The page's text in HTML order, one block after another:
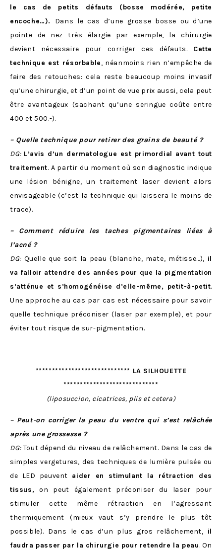
le cas de petits défauts (bosse modérée, petite
encoche…). Dans le cas d’une grosse bosse ou d’une
pointe de nez très élargie par exemple, la chirurgie
devient nécessaire pour corriger ces défauts. Cette
technique est résorbable, néanmoins rien n’empêche de
faire des retouches: cela reste beaucoup moins invasif
qu’une chirurgie, et d’un point de vue prix aussi, cela peut
être avantageux (sachant qu’une seringue coûte entre
400 et 500.-).
– Quelle technique pour retirer des grains de beauté ?
DG: L’avis d’un dermatologue est primordial avant tout
traitement. A partir du moment où son diagnostic indique
une lésion bénigne, un traitement laser devient alors
envisageable (c’est la technique qui laissera le moins de
trace).
– Comment réduire les taches pigmentaires liées à
l’acné ?
DG:Quelle que soit la peau (blanche, mate, métisse…), il
va falloir attendre des années pour que la pigmentation
s’atténue et s’homogénéise d’elle-même, petit-à-petit.
Une approche au cas par cas est nécessaire pour savoir
quelle technique préconiser (laser par exemple), et pour
éviter tout risque de sur-pigmentation.
***************************** LA SILHOUETTE
*****************************
(liposuccion, cicatrices, plis et cetera)
– Peut-on corriger la peau du ventre qui s’est relâchée
après une grossesse ?
DG:Tout dépend du niveau de relâchement. Dans le cas de
simples vergetures, des techniques de lumière pulsée ou
de LED peuvent aider en stimulant la rétraction des
tissus, on peut également préconiser du laser pour
stimuler cette même rétraction en l’agressant
thermiquement (mieux vaut s’y prendre le plus tôt
possible). Dans le cas d’un plus gros relâchement, il
faudra passer par la chirurgie pour retendre la peau. On